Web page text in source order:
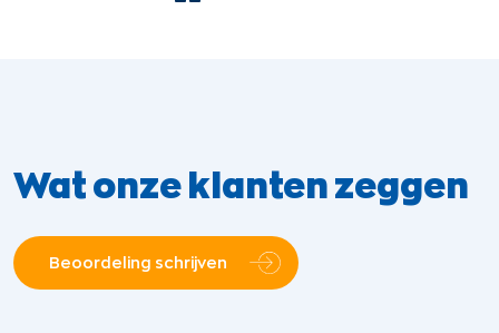
Wat onze klanten zeggen
Beoordeling schrijven